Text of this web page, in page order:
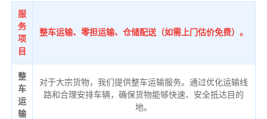
服
务
项
目
整车运输、零担运输、仓储配送（如需上门估价免费）。
整
车
运
输
对于大宗货物，我们提供整车运输服务。通过优化运输线
路和合理安排车辆，确保货物能够快速、安全抵达目的
地。